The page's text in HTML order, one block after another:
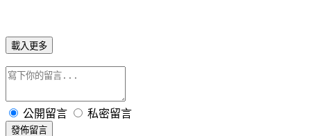
載入更多
公開留言 私密留言
發佈留言